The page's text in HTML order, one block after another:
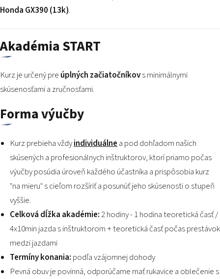
Honda GX390 (13k).
Akadémia START
Kurz je určený pre úplných začiatočníkovs minimálnymi
skúsenosťami a zručnosťami.
Forma výučby
Kurz prebieha vždyindividuálne a pod dohľadom našich
skúsených a profesionálnych inštruktorov, ktorí priamo počas
výučby posúdia úroveň každého účastníka a prispôsobia kurz
"na mieru" s cieľom rozšíriť a posunúť jeho skúsenosti o stupeň
vyššie.
Celková dĺžka akadémie:2 hodiny - 1 hodina teoretická časť /
4x10min jazda s inštruktorom + teoretická časť počas prestávok
medzi jazdami
Termíny konania: podľa vzájomnej dohody
Pevná obuv je povinná, odporúčame mať rukavice a oblečenie s